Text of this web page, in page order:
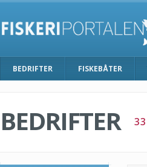
BEDRIFTER FISKEBÅTER
BEDRIFTER 33